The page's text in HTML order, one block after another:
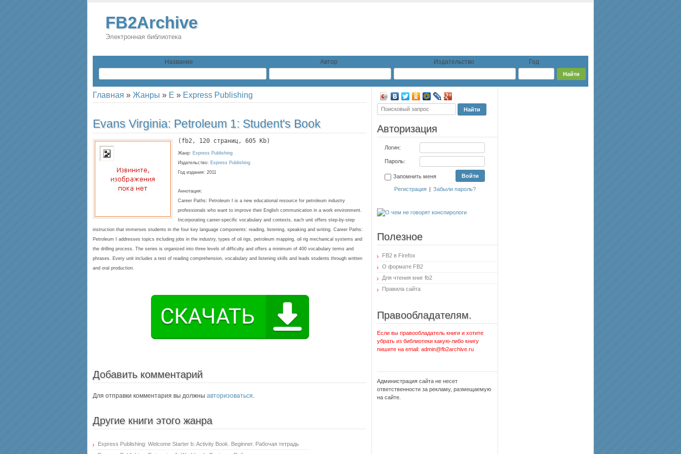
FB2Archive
Электронная библиотека
Название Автор Издательство Год
Главная » Жанры » E » Express Publishing
Evans Virginia: Petroleum 1: Student's Book
( fb2, 120 страниц, 605 Kb)
Жанр: Express Publishing
Издательство: Express Publishing
Год издания: 2011
Аннотация:
Career Paths: Petroleum I is a new educational resource for petroleum industry
professionals who want to improve their English communication in a work environment.
Incorporating career-specific vocabulary and contexts, each unit offers step-by-step
instruction that immerses students in the four key language components: reading, listening, speaking and writing. Career Paths:
Petroleum I addresses topics including jobs in the industry, types of oil rigs, petroleum mapping, oil rig mechanical systems and
the drilling process. The series is organized into three levels of difficulty and offers a minimum of 400 vocabulary terms and
phrases. Every unit includes a test of reading comprehension, vocabulary and listening skills and leads students through written
and oral production.
Добавить комментарий
Для отправки комментария вы должны авторизоваться.
Другие книги этого жанра
Express Publishing: Welcome Starter b: Activity Book. Beginner. Рабочая тетрадь
Авторизация
Логин:
Пароль:
Запомнить меня
Регистрация | Забыли пароль?
Полезное
FB2 в Firefox
О формате FB2
Для чтения книг fb2
Правила сайта
Правообладателям.
Если вы правообладатель книги и хотите
убрать из библиотеки какую-либо книгу
пишите на email: admin@fb2archive.ru
Администрация сайта не несет
ответственности за рекламу, размещаемую
на сайте.